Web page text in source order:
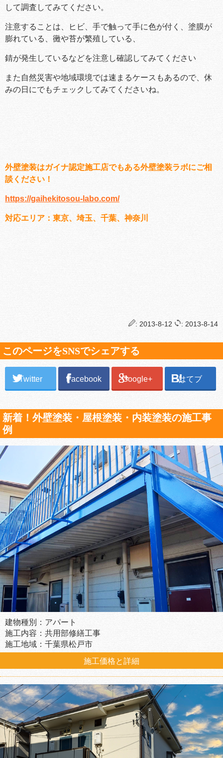
して調査してみてください。
注意することは、ヒビ、手で触って手に色が付く、塗膜が
膨れている、黴や苔が繁殖している、
錆が発生しているなどを注意し確認してみてください
また自然災害や地域環境では速まるケースもあるので、休
みの日にでもチェックしてみてくださいね。
外壁塗装はガイナ認定施工店でもある外壁塗装ラボにご相
談ください！
https://gaihekitosou-labo.com/
対応エリア：東京、埼玉、千葉、神奈川
: 2013-8-12 : 2013-8-14
このページをSNSでシェアする
Twitter Facebook Google+ はてブ
新着！外壁塗装・屋根塗装・内装塗装の施工事
例
建物種別：アパート
施工内容：共用部修繕工事
施工地域：千葉県松戸市
施工価格と詳細